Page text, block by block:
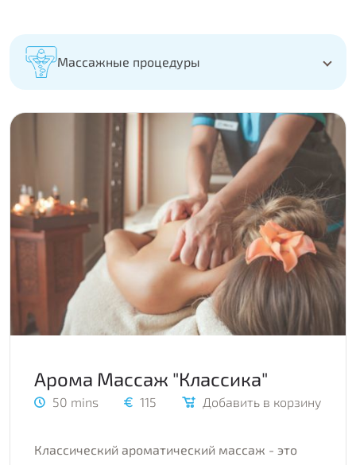
Массажные процедуры
Арома Массаж "Классика"
50 mins 115 Добавить в корзину
Классический ароматический массаж - это